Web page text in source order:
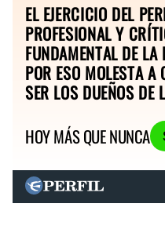
EL EJERCICIO DEL
PROFESIONAL Y
FUNDAMENTAL DE
POR ESO MOLESTA A
SER LOS DUEÑOS DE
HOY MÁS QUE NUNCA